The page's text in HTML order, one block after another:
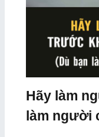
Hãy làm
làm người